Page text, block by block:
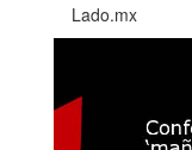
Lado.mx